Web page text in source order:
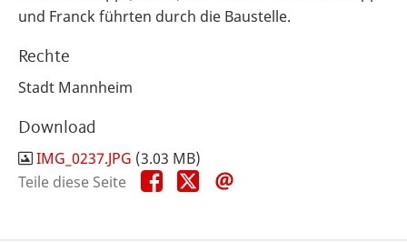
und Franck führten durch die Baustelle.
Rechte
Stadt Mannheim
Download
IMG_0237.JPG (3.03 MB)
Teile diese Seite
Teile
diese
Teile
diese